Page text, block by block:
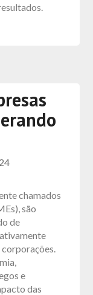
chamados
são
de
e
das